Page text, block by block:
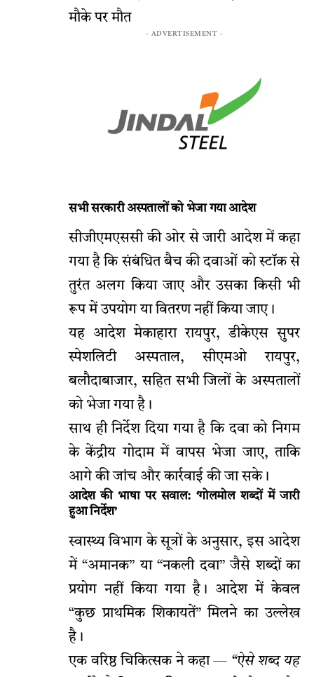
मौके पर मौत
- ADVERTISEMENT -
सभी सरकारी अस्पतालों को भेजा गया आदेश
सीजीएमएससी की ओर से जारी आदेश में कहा
गया है कि संबंधित बैच की दवाओं को स्टॉक से
तुरंत अलग किया जाए और उसका किसी भी
रूप में उपयोग या वितरण नहीं किया जाए।
यह आदेश मेकाहारा रायपुर, डीकेएस सुपर
स्पेशलिटी अस्पताल, सीएमओ रायपुर,
बलौदाबाजार, सहित सभी जिलों के अस्पतालों
को भेजा गया है।
साथ ही निर्देश दिया गया है कि दवा को निगम
के केंद्रीय गोदाम में वापस भेजा जाए, ताकि
आगे की जांच और कार्रवाई की जा सके।
आदेश की भाषा पर सवाल: ‘गोलमोल शब्दों में जारी
हुआ निर्देश’
स्वास्थ्य विभाग के सूत्रों के अनुसार, इस आदेश
में “अमानक” या “नकली दवा” जैसे शब्दों का
प्रयोग नहीं किया गया है। आदेश में केवल
“कुछ प्राथमिक शिकायतें” मिलने का उल्लेख
है।
एक वरिष्ठ चिकित्सक ने कहा — “ऐसे शब्द यह